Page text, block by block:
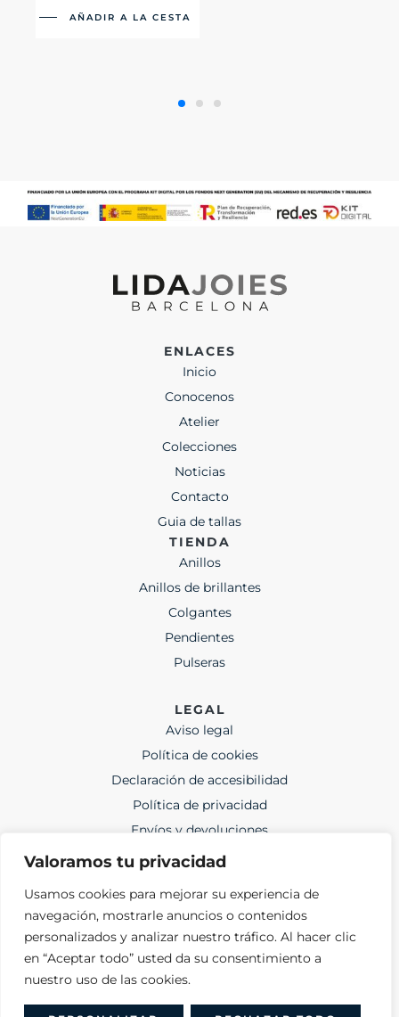
Valoramos tu privacidad
Usamos cookies para mejorar su experiencia de
navegación, mostrarle anuncios o contenidos
personalizados y analizar nuestro tráfico. Al hacer clic
en “Aceptar todo” usted da su consentimiento a
nuestro uso de las cookies.
AÑADIR A LA CESTA
ENLACES
Inicio
Conocenos
Atelier
Colecciones
Noticias
Contacto
Guia de tallas
TIENDA
Anillos
Anillos de brillantes
Colgantes
Pendientes
Pulseras
LEGAL
Aviso legal
Política de cookies
Declaración de accesibilidad
Política de privacidad
Envíos y devoluciones
lida@lidajoies.com
+34 686079354